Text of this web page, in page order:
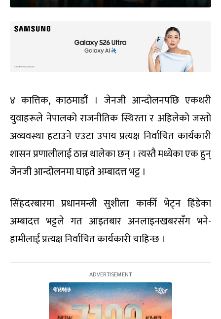
४ कात्तिक, काठमाडौं । जेनजी आन्दोलनपछि एकथरी
युवाहरूले नेपालको राजनीतिक स्थिरता र अहिलेको जस्तो
अव्यवस्था हटाउने एउटा उपाय प्रत्यक्ष निर्वाचित कार्यकारी
शासन प्रणालीलाई ठान्न थालेका छन् । त्यस्तै मध्येका एक हुन्
जेनजी आन्दोलनमा घाइते अम्बादत्त भट्ट ।
सिंहदरबारमा प्रधानमन्त्री सुशीला कार्की भेट्न हिंडेका
अम्बादत्त भट्टले गत आइतबार अनलाइनखबरसँग भने-
हामीलाई प्रत्यक्ष निर्वाचित कार्यकारी चाहिन्छ ।